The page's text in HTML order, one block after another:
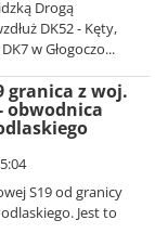
Drogą
DK52 - Kęty,
w Głogoczo...
granica z woj.
obwodnica
S19 od granicy
Jest to